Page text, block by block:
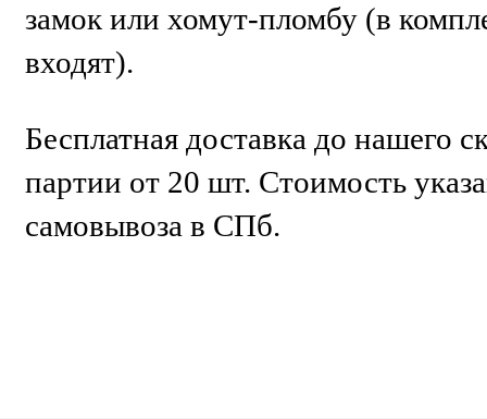
замок или хомут-пломбу (в
входят).
Бесплатная доставка до нашего
партии от 20 шт. Стоимость
самовывоза в СПб.